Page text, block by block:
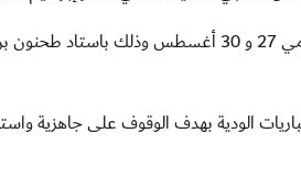
ويستعد أبيض الناشئين لخوض مباراتين وديتين أمام شقيقه المنتخب السعودي يومي 27 و 30 أغسطس وذلك باستاد
يوما خاض خلاله عددا من المباريات الودية بهدف الوقوف على جاهزية